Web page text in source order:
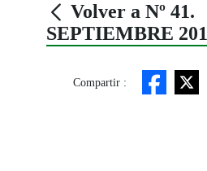
Volver a Nº 41.
SEPTIEMBRE
Compartir :